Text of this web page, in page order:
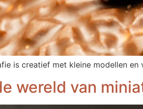
is creatief met kleine modellen en
wereld van